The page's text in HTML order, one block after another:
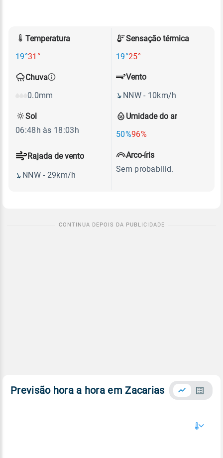
Temperatura
19°31°
Sensação térmica
19°25°
Chuva
0.0mm
Umidade do ar
50%96%
Vento
NNW - 10km/h
Rajada de vento
NNW - 29km/h
Sol
06:48h às 18:03h
Arco-íris
Sem probabilid.
Previsão hora a hora em Zacarias